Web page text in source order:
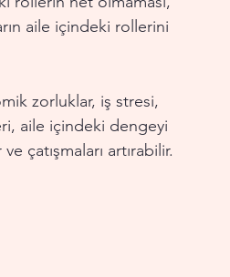
aile içindeki rollerini
zorluklar, iş stresi,
aile içindeki dengeyi
çatışmaları artırabilir.